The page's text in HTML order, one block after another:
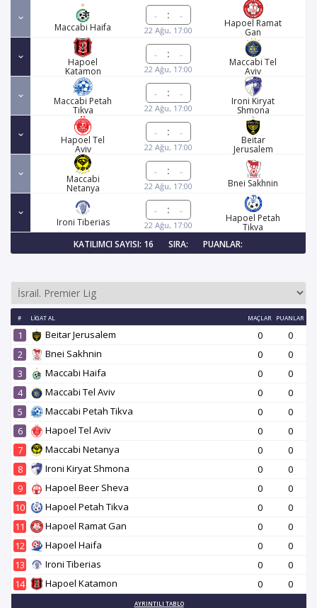
Maccabi Haifa
:
22 Ağu, 17:00
Hapoel Ramat
Gan
Hapoel
Katamon
:
22 Ağu, 17:00
Maccabi Tel
Aviv
Maccabi Petah
Tikva
:
22 Ağu, 17:00
Ironi Kiryat
Shmona
Hapoel Tel
Aviv
:
22 Ağu, 17:00
Beitar
Jerusalem
Maccabi
Netanya
:
22 Ağu, 17:00 Bnei Sakhnin
Ironi Tiberias
:
22 Ağu, 17:00
Hapoel Petah
Tikva
KATILIMCI SAYISI: 16
SIRA: PUANLAR:
# LIGAT AL MAÇLAR PUANLAR
1 Beitar Jerusalem 0
0
2
Bnei Sakhnin 0
0
3
Maccabi Haifa 0
0
4
Maccabi Tel Aviv 0
0
5
Maccabi Petah Tikva 0
0
6
Hapoel Tel Aviv 0
0
7
Maccabi Netanya 0
0
8
Ironi Kiryat Shmona 0
0
9
Hapoel Beer Sheva 0
0
10
Hapoel Petah Tikva 0
0
11
Hapoel Ramat Gan 0
0
12
Hapoel Haifa 0
0
13
Ironi Tiberias 0
0
14
Hapoel Katamon 0 0
AYRINTILI TABLO